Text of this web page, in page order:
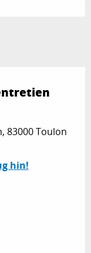
83000 Toulon
hin!